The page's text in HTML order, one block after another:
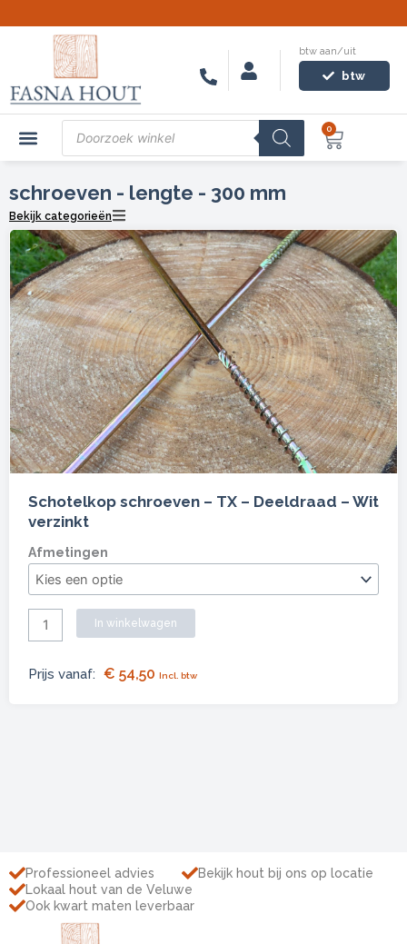
naar
Snelle levertijd en gratis bezorgd boven €1850,-​
btw aan/uit
btw
Producten
zoeken
0
schroeven - lengte - 300 mm
Bekijk categorieën
Schotelkop schroeven – TX – Deeldraad – Wit
verzinkt
Afmetingen
Schotelkop
schroeven
-
TX
-
In winkelwagen
Prijs vanaf: € 54,50 Incl. btw
Professioneel advies
Bekijk hout bij ons op locatie
Lokaal hout van de Veluwe
Ook kwart maten leverbaar